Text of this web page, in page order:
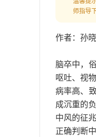
师指导
作者：孙
脑卒中，
呕吐、视
病率高、
成沉重的
中风的征兆
正确判断